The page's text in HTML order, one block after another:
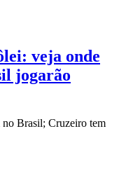
veja onde
jogarão
Brasil; Cruzeiro tem